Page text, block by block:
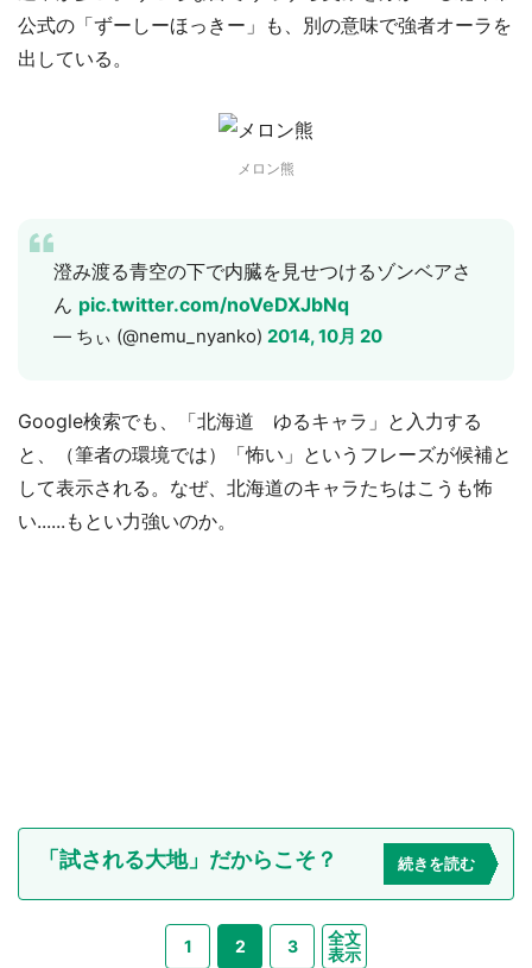
公式の「ずーしーほっきー」も、別の意味で強者オーラを
出している。
メロン熊
澄み渡る青空の下で内臓を見せつけるゾンベアさ
ん pic.twitter.com/noVeDXJbNq
— ちぃ (@nemu_nyanko) 2014, 10月 20
Google検索でも、「北海道 ゆるキャラ」と入力する
と、（筆者の環境では）「怖い」というフレーズが候補と
して表示される。なぜ、北海道のキャラたちはこうも怖
い......もとい力強いのか。
「試される大地」だからこそ？ 続きを読む
1 2 3
全文
表示